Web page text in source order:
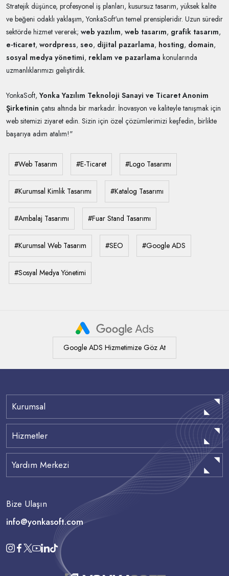
Stratejik düşünce, profesyonel iş planları, kusursuz tasarım, yüksek kalite
ve beğeni odaklı yaklaşım, YonkaSoft'un temel prensipleridir. Uzun süredir
sektörde hizmet vererek; web yazılım, web tasarım, grafik tasarım,
e-ticaret, wordpress, seo, dijital pazarlama, hosting, domain,
sosyal medya yönetimi, reklam ve pazarlama konularında
uzmanlıklarımızı geliştirdik.
YonkaSoft,Yonka Yazılım Teknoloji Sanayi ve Ticaret Anonim
Şirketinin çatısı altında bir markadır. İnovasyon ve kaliteyle tanışmak için
web sitemizi ziyaret edin. Sizin için özel çözümlerimizi keşfedin, birlikte
başarıya adım atalım!"
#Web Tasarım #E-Ticaret #Logo Tasarımı
#Kurumsal Kimlik Tasarımı #Katalog Tasarımı
#Ambalaj Tasarımı #Fuar Stand Tasarımı
#Kurumsal Web Tasarım #SEO #Google ADS
#Sosyal Medya Yönetimi
Google ADS Hizmetimize Göz At
Kurumsal
Hizmetler
Yardım Merkezi
Bize Ulaşın
info@yonkasoft.com